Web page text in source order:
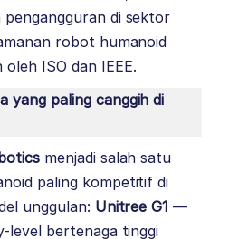
pengangguran di sektor
robot humanoid
ISO dan IEEE.
yang paling canggih di
menjadi salah satu
paling kompetitif di
unggulan: Unitree G1 —
level bertenaga tinggi